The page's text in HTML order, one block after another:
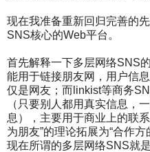
现在我准备重新回归完善的
SNS核心的Web平台。
首先解释一下多层网络SNS
能用于链接朋友网，用户信
仅是网友；而linkist等商务
（只要别人都用真实信息，
息），主要用于商业上的联
为朋友”的理论拓展为“合作
现在所谓的多层网络SNS就